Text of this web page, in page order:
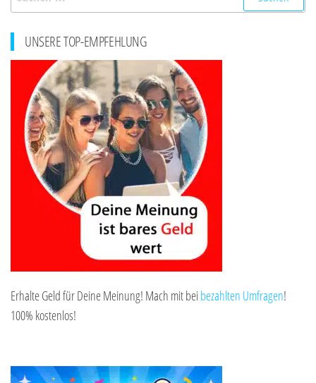
nach:
UNSERE TOP-EMPFEHLUNG
Erhalte Geld für Deine Meinung! Mach mit beibezahlten Umfragen!
100% kostenlos!